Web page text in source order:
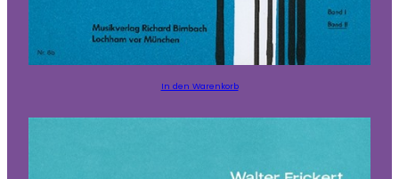
In den Warenkorb